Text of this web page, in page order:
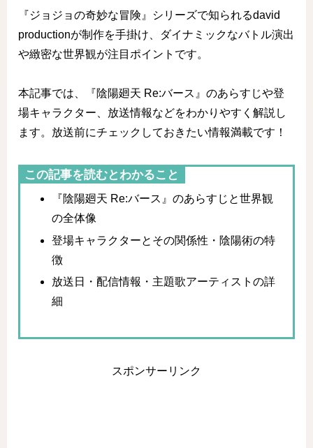
『ジョジョの奇妙な冒険』シリーズで知られるdavid
productionが制作を手掛け、ダイナミックなバトル演出
や緻密な世界観が注目ポイントです。
本記事では、『陰陽廻天 Re:バース』のあらすじや登
場キャラクター、放送情報などをわかりやすく解説し
ます。放送前にチェックしておきたい情報満載です！
この記事を読むとわかること
『陰陽廻天 Re:バース』のあらすじと世界観
の全体像
登場キャラクターとその関係性・陰陽術の特
徴
放送日・配信情報・主題歌アーティストの詳
細
スポンサーリンク